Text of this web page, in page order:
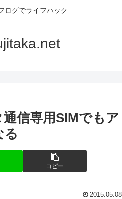
ログでライフハック
信専用SIMでもア
る
コピー
2015.05.08